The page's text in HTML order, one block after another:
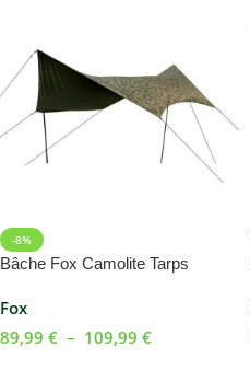
-8%
Bâche Fox Camolite Tarps
Fox
89,99 € – 109,99 €